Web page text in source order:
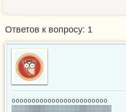
Ответов к вопросу: 1
оооооооооооооооооооооооо